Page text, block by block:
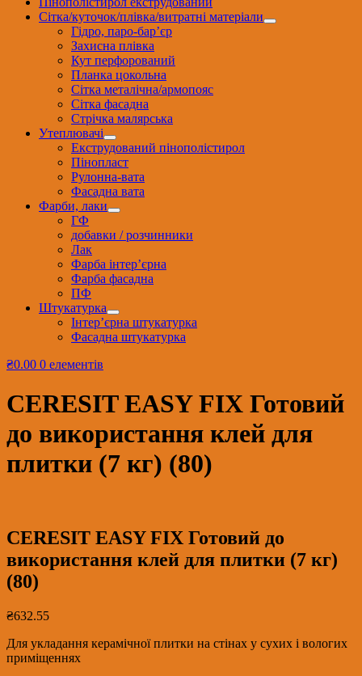
Сітка/куточок/плівка/витратні матеріали
Гідро, паро-бар’єр
Захисна плівка
Кут перфорований
Планка цокольна
Сітка металічна/армопояс
Сітка фасадна
Стрічка малярська
Утеплювачі
Екструдований пінополістирол
Пінопласт
Рулонна-вата
Фасадна вата
Фарби, лаки
ГФ
добавки / розчинники
Лак
Фарба інтер’єрна
Фарба фасадна
ПФ
Штукатурка
Інтер’єрна штукатурка
Фасадна штукатурка
₴0.00 0 елементів
CERESIT EASY FIX Готовий
до використання клей для
плитки (7 кг) (80)
CERESIT EASY FIX Готовий до
використання клей для плитки (7 кг)
(80)
₴632.55
Для укладання керамічної плитки на стінах у сухих і вологих
приміщеннях